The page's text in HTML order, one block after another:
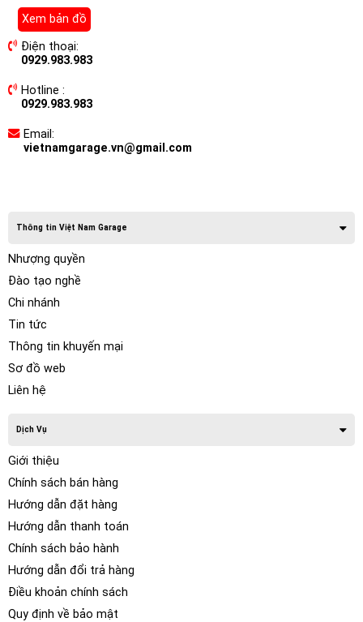
Xem bản đồ
Điện thoại:
0929.983.983
Hotline :
0929.983.983
Email:
vietnamgarage.vn@gmail.com
Thông tin Việt Nam Garage
Nhượng quyền
Đào tạo nghề
Chi nhánh
Tin tức
Thông tin khuyến mại
Sơ đồ web
Liên hệ
Dịch Vụ
Giới thiệu
Chính sách bán hàng
Hướng dẫn đặt hàng
Hướng dẫn thanh toán
Chính sách bảo hành
Hướng dẫn đổi trả hàng
Điều khoản chính sách
Quy định về bảo mật